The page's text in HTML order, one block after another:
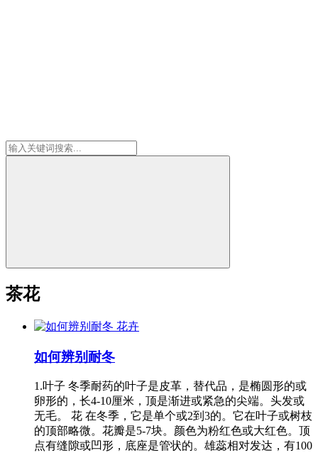
茶花
花卉
如何辨别耐冬
1.叶子 冬季耐药的叶子是皮革，替代品，是椭圆形的或
卵形的，长4-10厘米，顶是渐进或紧急的尖端。头发或
无毛。 花 在冬季，它是单个或2到3的。它在叶子或树枝
的顶部略微。花瓣是5-7块。颜色为粉红色或大红色。顶
点有缝隙或凹形，底座是管状的。雄蕊相对发达，有100